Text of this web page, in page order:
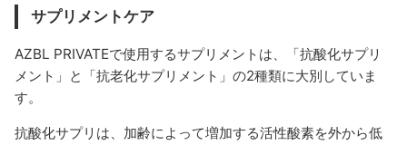
サプリメントケア
AZBL PRIVATEで使用するサプリメントは、「抗酸化サプリ
メント」と「抗老化サプリメント」の2種類に大別していま
す。
抗酸化サプリは、加齢によって増加する活性酸素を外から低